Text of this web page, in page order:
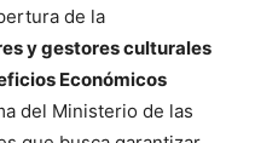
de la
y gestores culturales
Económicos
del Ministerio de las